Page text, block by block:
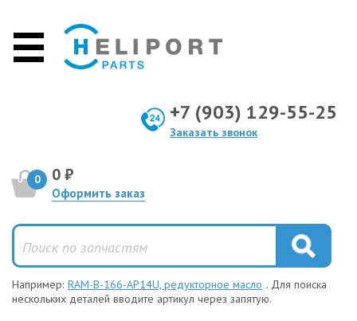
+7 (903) 129-55-25
Заказать звонок
0 0 ₽
Оформить заказ
Например: RAM-B-166-AP14U, редукторное масло . Для поиска
нескольких деталей вводите артикул через запятую.